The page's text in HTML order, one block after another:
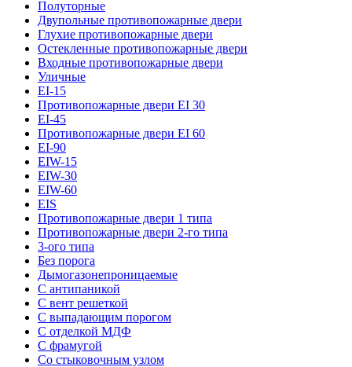
Полуторные
Двупольные противопожарные двери
Глухие противопожарные двери
Остекленные противопожарные двери
Входные противопожарные двери
Уличные
EI-15
Противопожарные двери EI 30
EI-45
Противопожарные двери EI 60
EI-90
EIW-15
EIW-30
EIW-60
EIS
Противопожарные двери 1 типа
Противопожарные двери 2-го типа
3-ого типа
Без порога
Дымогазонепроницаемые
С антипаникой
С вент решеткой
С выпадающим порогом
С отделкой МДФ
С фрамугой
Со стыковочным узлом